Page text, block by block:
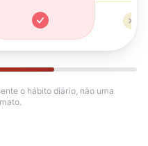
Sim
o hábito diário, não uma